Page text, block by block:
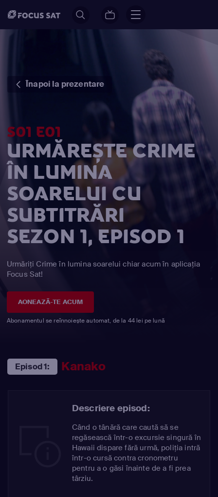
Înapoi la prezentare
S01 E01
URMĂREȘTE CRIME
ÎN LUMINA
SOARELUI CU
SUBTITRĂRI
SEZON 1, EPISOD 1
Urmăriți Crime în lumina soarelui chiar acum în aplicația
Focus Sat!
AONEAZĂ-TE ACUM
Abonamentul se reînnoiește automat, de la 44 lei pe lună
Episod 1: Kanako
Descriere episod:
Când o tânără care caută să se
regăsească într-o excursie singură în
Hawaii dispare fără urmă, poliția intră
într-o cursă contra cronometru
pentru a o găsi înainte de a fi prea
târziu.